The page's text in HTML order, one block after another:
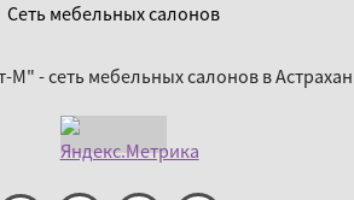
Сеть мебельных салонов
- сеть мебельных салонов в